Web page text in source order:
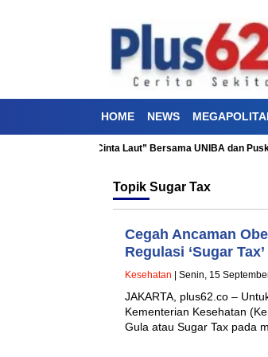
HOME NEWS
Kesehatan “Aku Cinta Laut” Bersama UNIBA dan
Topik Sugar Tax
Cegah Ancaman
Regulasi ‘Sugar Tax’
Kesehatan | Senin, 15
JAKARTA, plus62.co –
Kementerian Kesehatan
Gula atau Sugar Tax pada